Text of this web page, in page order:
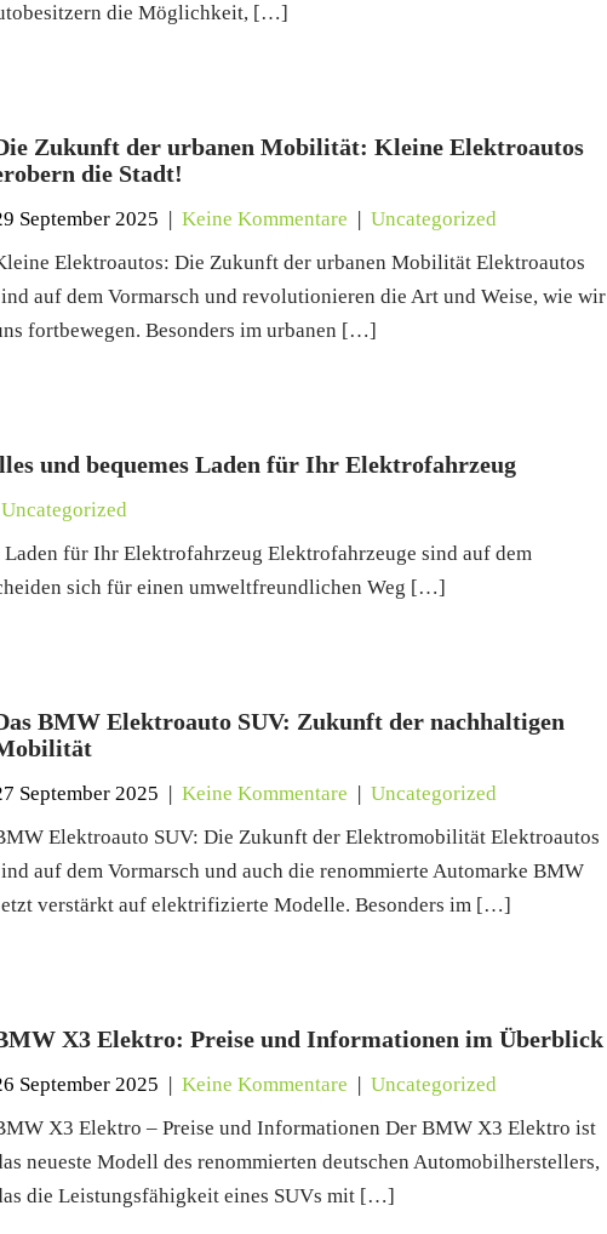
die Möglichkeit, […]
Zukunft der urbanen Mobilität: Kleine Elektroautos
die Stadt!
September 2025 |Keine Kommentare |Uncategorized
Elektroautos: Die Zukunft der urbanen Mobilität Elektroautos
auf dem Vormarsch und revolutionieren die Art und Weise, wie wir
fortbewegen. Besonders im urbanen […]
und bequemes Laden für Ihr Elektrofahrzeug
Uncategorized
für Ihr Elektrofahrzeug Elektrofahrzeuge sind auf dem
sich für einen umweltfreundlichen Weg […]
BMW Elektroauto SUV: Zukunft der nachhaltigen
September 2025 |Keine Kommentare |Uncategorized
Elektroauto SUV: Die Zukunft der Elektromobilität Elektroautos
auf dem Vormarsch und auch die renommierte Automarke BMW
verstärkt auf elektrifizierte Modelle. Besonders im […]
X3 Elektro: Preise und Informationen im Überblick
September 2025 |Keine Kommentare |Uncategorized
X3 Elektro – Preise und Informationen Der BMW X3 Elektro ist
neueste Modell des renommierten deutschen Automobilherstellers,
die Leistungsfähigkeit eines SUVs mit […]